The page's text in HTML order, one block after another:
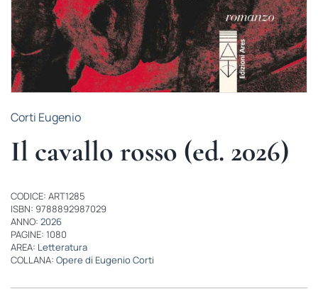
Corti Eugenio
Il cavallo rosso (ed. 2026)
CODICE: ART1285
ISBN: 9788892987029
ANNO: 2026
PAGINE: 1080
AREA: Letteratura
COLLANA: Opere di Eugenio Corti